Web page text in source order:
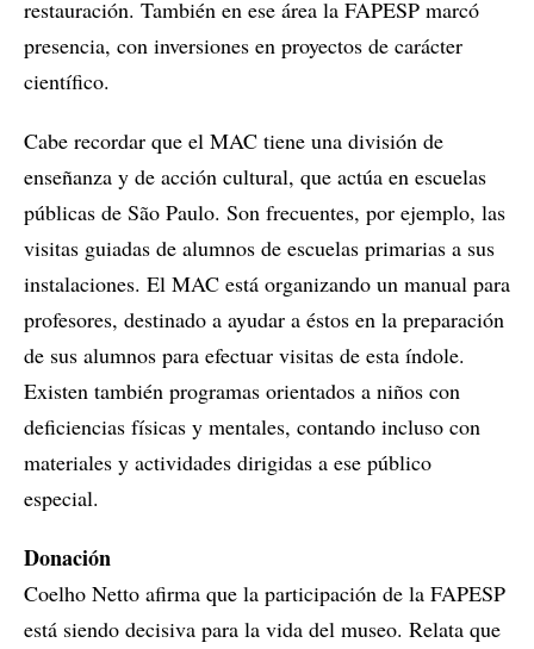
restauración. También en ese área la FAPESP marcó
presencia, con inversiones en proyectos de carácter
científico.
Cabe recordar que el MAC tiene una división de
enseñanza y de acción cultural, que actúa en escuelas
públicas de São Paulo. Son frecuentes, por ejemplo, las
visitas guiadas de alumnos de escuelas primarias a sus
instalaciones. El MAC está organizando un manual para
profesores, destinado a ayudar a éstos en la preparación
de sus alumnos para efectuar visitas de esta índole.
Existen también programas orientados a niños con
deficiencias físicas y mentales, contando incluso con
materiales y actividades dirigidas a ese público
especial.
Donación
Coelho Netto afirma que la participación de la FAPESP
está siendo decisiva para la vida del museo. Relata que